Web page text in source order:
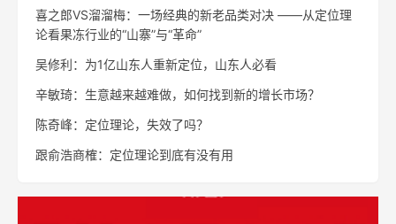
喜之郎VS溜溜梅：一场经典的新老品类对决 ——从定位理
论看果冻行业的“山寨”与“革命”
吴修利：为1亿山东人重新定位，山东人必看
辛敏琦：生意越来越难做，如何找到新的增长市场？
陈奇峰：定位理论，失效了吗？
跟俞浩商榷：定位理论到底有没有用